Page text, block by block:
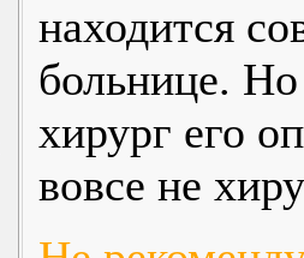
находится
больнице.
хирург его
вовсе не